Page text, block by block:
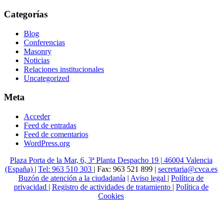
Categorías
Blog
Conferencias
Masonry
Noticias
Relaciones institucionales
Uncategorized
Meta
Acceder
Feed de entradas
Feed de comentarios
WordPress.org
Plaza Porta de la Mar, 6, 3ª Planta Despacho 19 | 46004 Valencia
(España) | Tel: 963 510 303 | Fax: 963 521 899 | secretaria@cvca.es
Buzón de atención a la ciudadanía | Aviso legal | Política de
privacidad | Registro de actividades de tratamiento | Política de
Cookies